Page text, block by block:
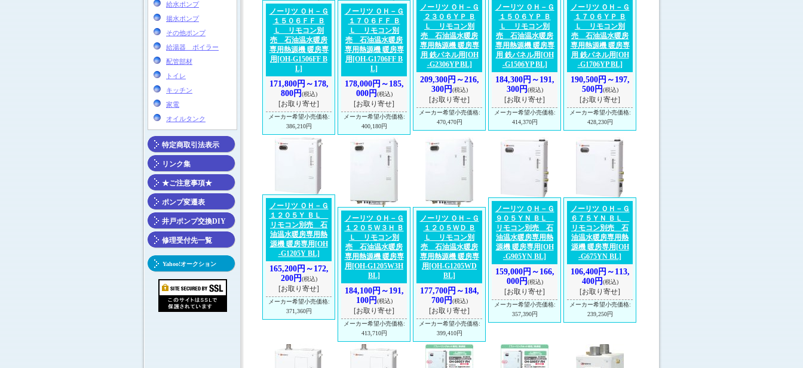
給水ポンプ
揚水ポンプ
その他ポンプ
給湯器 ボイラー
配管部材
トイレ
キッチン
家電
オイルタンク
特定商取引法表示
リンク集
★ご注意事項★
ポンプ変遷表
井戸ポンプ交換DIY
修理受付先一覧
Yahoo!オークション
ノーリツ ＯＨ－Ｇ
１５０６ＦＦ Ｂ
Ｌ リモコン別
売 石油温水暖房
専用熱源機 暖房専
用 [OH-G1506FF B
L]
171,800円～178,
800円(税込)
[お取り寄せ]
メーカー希望小売価格:
386,210円
ノーリツ ＯＨ－Ｇ
１７０６ＦＦ Ｂ
Ｌ リモコン別
売 石油温水暖房
専用熱源機 暖房専
用 [OH-G1706FF B
L]
178,000円～185,
000円(税込)
[お取り寄せ]
メーカー希望小売価格:
400,180円
ノーリツ ＯＨ－Ｇ
２３０６ＹＰ Ｂ
Ｌ リモコン別
売 石油温水暖房
専用熱源機 暖房専
用 鉄パネル用 [OH
-G2306YP BL]
209,300円～216,
300円(税込)
[お取り寄せ]
メーカー希望小売価格:
470,470円
ノーリツ ＯＨ－Ｇ
１５０６ＹＰ Ｂ
Ｌ リモコン別
売 石油温水暖房
専用熱源機 暖房専
用 鉄パネル用 [OH
-G1506YP BL]
184,300円～191,
300円(税込)
[お取り寄せ]
メーカー希望小売価格:
414,370円
ノーリツ ＯＨ－Ｇ
１７０６ＹＰ Ｂ
Ｌ リモコン別
売 石油温水暖房
専用熱源機 暖房専
用 鉄パネル用 [OH
-G1706YP BL]
190,500円～197,
500円(税込)
[お取り寄せ]
メーカー希望小売価格:
428,230円
ノーリツ ＯＨ－Ｇ
１２０５Ｙ ＢＬ
リモコン別売 石
油温水暖房専用熱
源機 暖房専用 [OH
-G1205Y BL]
165,200円～172,
200円(税込)
[お取り寄せ]
メーカー希望小売価格:
371,360円
ノーリツ ＯＨ－Ｇ
１２０５Ｗ３Ｈ Ｂ
Ｌ リモコン別
売 石油温水暖房
専用熱源機 暖房専
用 [OH-G1205W3H
BL]
184,100円～191,
100円(税込)
[お取り寄せ]
メーカー希望小売価格:
413,710円
ノーリツ ＯＨ－Ｇ
１２０５ＷＤ Ｂ
Ｌ リモコン別
売 石油温水暖房
専用熱源機 暖房専
用 [OH-G1205WD
BL]
177,700円～184,
700円(税込)
[お取り寄せ]
メーカー希望小売価格:
399,410円
ノーリツ ＯＨ－Ｇ
９０５ＹＮ ＢＬ
リモコン別売 石
油温水暖房専用熱
源機 暖房専用 [OH
-G905YN BL]
159,000円～166,
000円(税込)
[お取り寄せ]
メーカー希望小売価格:
357,390円
ノーリツ ＯＨ－Ｇ
６７５ＹＮ ＢＬ
リモコン別売 石
油温水暖房専用熱
源機 暖房専用 [OH
-G675YN BL]
106,400円～113,
400円(税込)
[お取り寄せ]
メーカー希望小売価格:
239,250円